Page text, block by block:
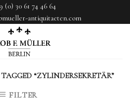
(0) 30 61 74 46 64
antiquitaeten.com
“ZYLINDERSEKRETÄR”
FILTER